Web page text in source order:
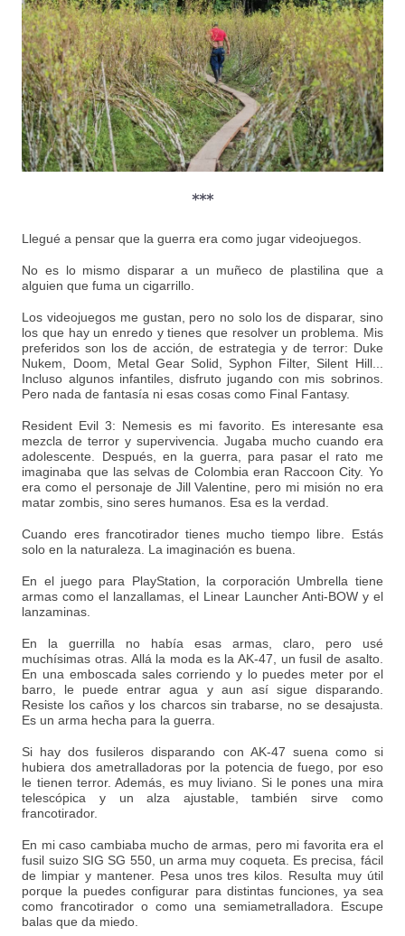
***
Llegué a pensar que la guerra era como jugar videojuegos.
No es lo mismo disparar a un muñeco de plastilina que a
alguien que fuma un cigarrillo.
Los videojuegos me gustan, pero no solo los de disparar, sino
los que hay un enredo y tienes que resolver un problema. Mis
preferidos son los de acción, de estrategia y de terror: Duke
Nukem, Doom, Metal Gear Solid, Syphon Filter, Silent Hill...
Incluso algunos infantiles, disfruto jugando con mis sobrinos.
Pero nada de fantasía ni esas cosas como Final Fantasy.
Resident Evil 3: Nemesis es mi favorito. Es interesante esa
mezcla de terror y supervivencia. Jugaba mucho cuando era
adolescente. Después, en la guerra, para pasar el rato me
imaginaba que las selvas de Colombia eran Raccoon City. Yo
era como el personaje de Jill Valentine, pero mi misión no era
matar zombis, sino seres humanos. Esa es la verdad.
Cuando eres francotirador tienes mucho tiempo libre. Estás
solo en la naturaleza. La imaginación es buena.
En el juego para PlayStation, la corporación Umbrella tiene
armas como el lanzallamas, el Linear Launcher Anti-BOW y el
lanzaminas.
En la guerrilla no había esas armas, claro, pero usé
muchísimas otras. Allá la moda es la AK-47, un fusil de asalto.
En una emboscada sales corriendo y lo puedes meter por el
barro, le puede entrar agua y aun así sigue disparando.
Resiste los caños y los charcos sin trabarse, no se desajusta.
Es un arma hecha para la guerra.
Si hay dos fusileros disparando con AK-47 suena como si
hubiera dos ametralladoras por la potencia de fuego, por eso
le tienen terror. Además, es muy liviano. Si le pones una mira
telescópica y un alza ajustable, también sirve como
francotirador.
En mi caso cambiaba mucho de armas, pero mi favorita era el
fusil suizo SIG SG 550, un arma muy coqueta. Es precisa, fácil
de limpiar y mantener. Pesa unos tres kilos. Resulta muy útil
porque la puedes configurar para distintas funciones, ya sea
como francotirador o como una semiametralladora. Escupe
balas que da miedo.